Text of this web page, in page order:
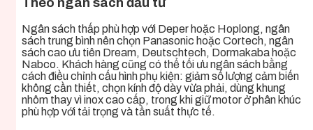
Ngân sách thấp phù hợp với Deper hoặc Hoplong, ngân
sách trung bình nên chọn Panasonic hoặc Cortech, ngân
sách cao ưu tiên Dream, Deutschtech, Dormakaba hoặc
Nabco. Khách hàng cũng có thể tối ưu ngân sách bằng
cách điều chỉnh cấu hình phụ kiện: giảm số lượng cảm biến
không cần thiết, chọn kính độ dày vừa phải, dùng khung
nhôm thay vì inox cao cấp, trong khi giữ motor ở phân khúc
phù hợp với tải trọng và tần suất thực tế.